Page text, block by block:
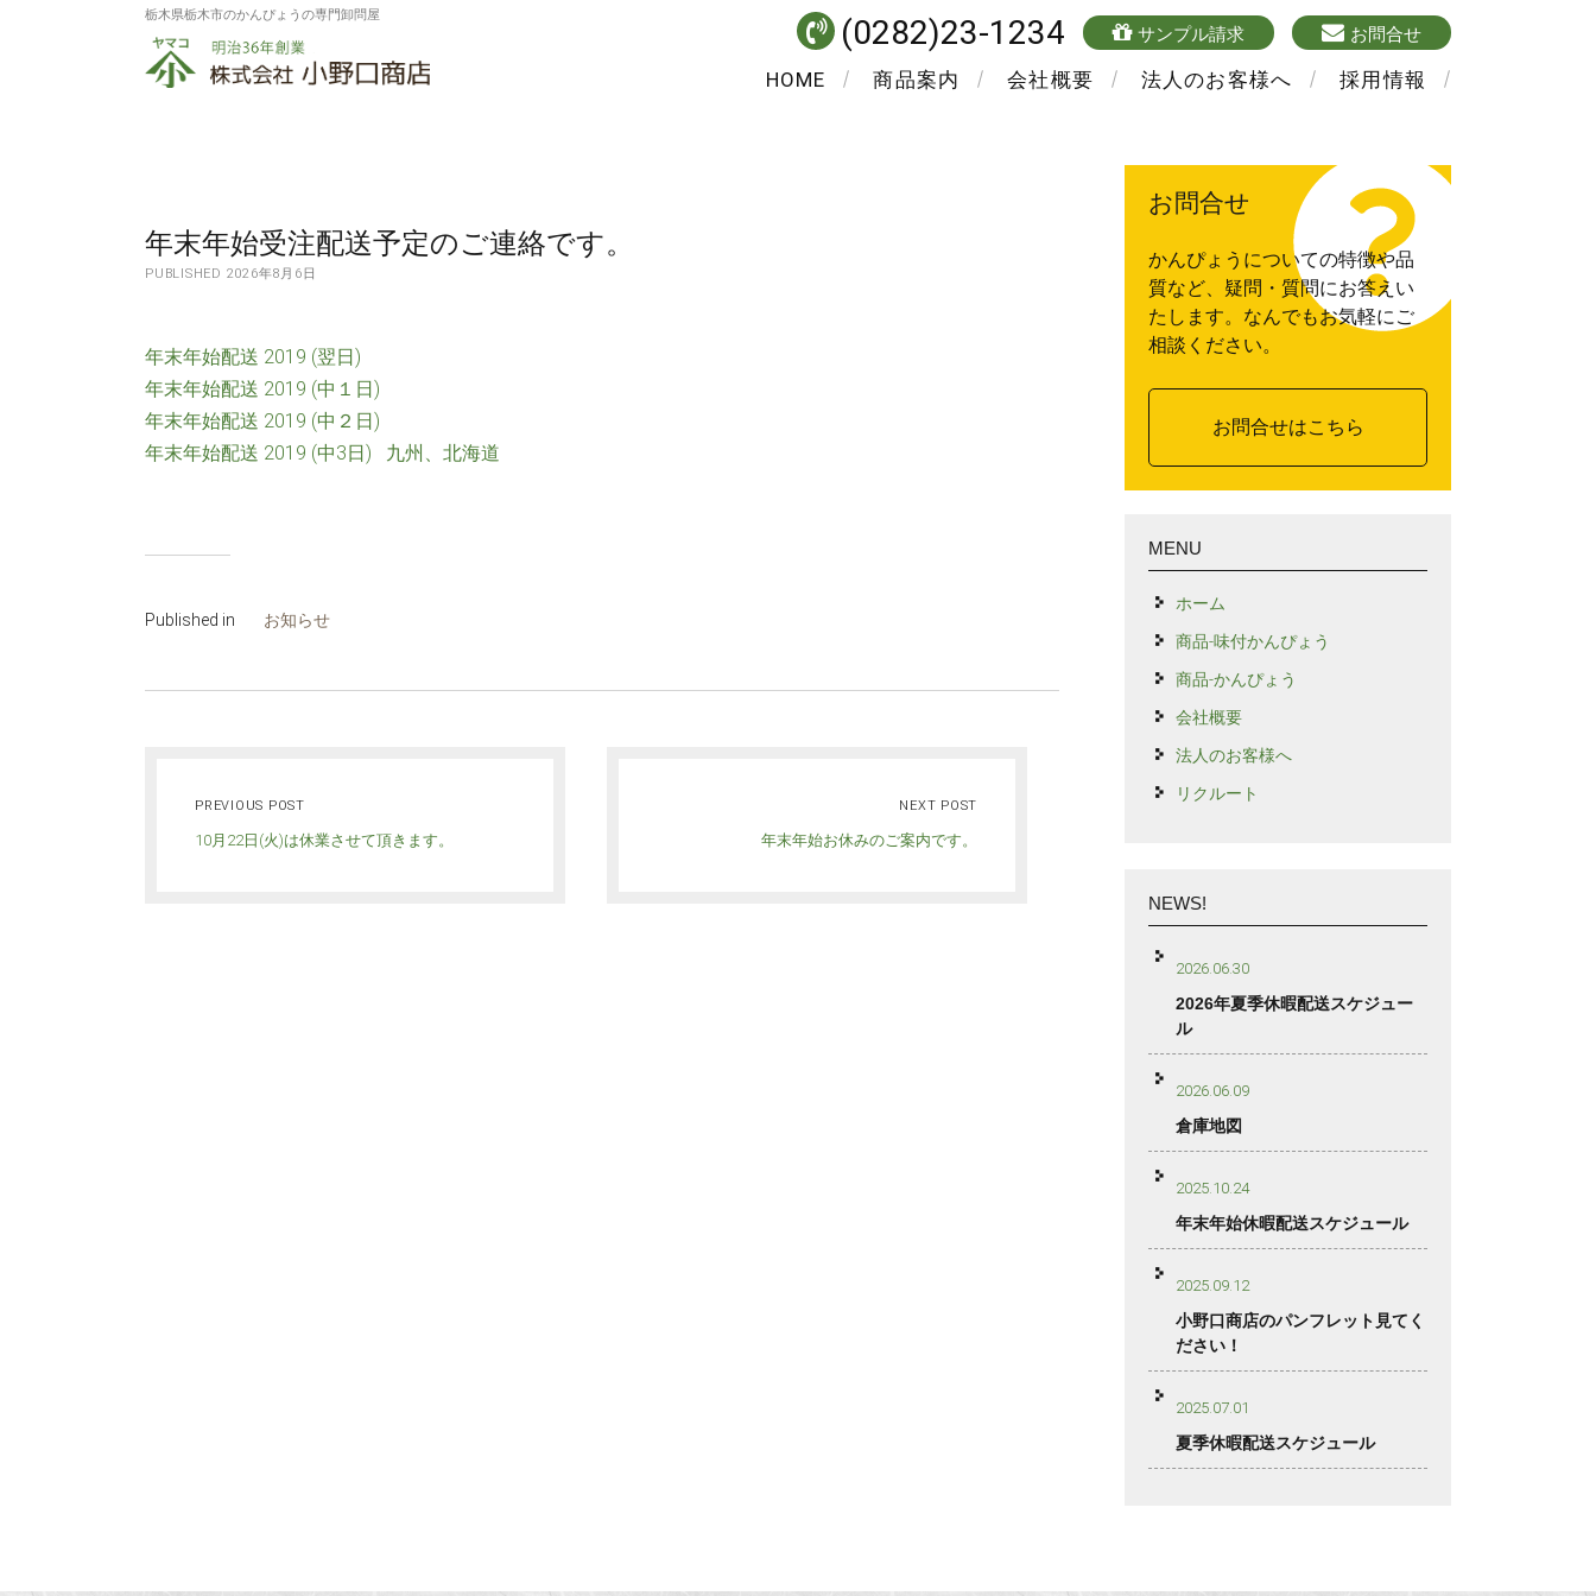
栃木県栃木市のかんぴょうの専門卸問屋
株
小
野
商
店
HOME 商品案内 会社概要 法人のお客様へ 採用情報
(0282)23-1234 sample
サンプル請求 mailform
お問合せ
年末年始受注配送予定のご連絡です。
PUBLISHED 2026年8月6日
年末年始配送 2019 (翌日)
年末年始配送 2019 (中１日)
年末年始配送 2019 (中２日)
年末年始配送 2019 (中3日) 九州、北海道
Published in お知らせ
PREVIOUS POST
10月22日(火)は休業させて頂きます。
NEXT POST
年末年始お休みのご案内です。
お問合せ
かんぴょうについての特徴や品
質など、疑問・質問にお答えい
たします。なんでもお気軽にご
相談ください。
お問合せはこちら
MENU
ホーム
商品-味付かんぴょう
商品-かんぴょう
会社概要
法人のお客様へ
リクルート
NEWS!
2026.06.30
2026年夏季休暇配送スケジュー
ル
2026.06.09
倉庫地図
2025.10.24
年末年始休暇配送スケジュール
2025.09.12
小野口商店のパンフレット見てく
ださい！
2025.07.01
夏季休暇配送スケジュール